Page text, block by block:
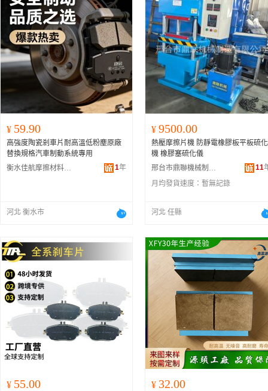
¥ 59.90
高強度陶瓷剎車片耐高溫低粉塵原廠
替換規格汽車制動系統專用
衡水佳航摩擦材料有限公司
1年
河北 衡水市
¥ 9500.00
熱壓摩擦片機 防靜電橡膠板平板硫化
機 橡膠塞硫化儀
邢台市鼎聯機械制造有限公司
11
月均發貨速度： 暫無記錄
河北 任縣
¥ 55.00 ¥ 32.00